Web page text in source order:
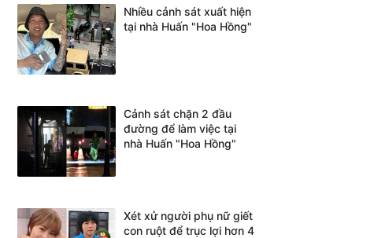
Nhiều cảnh sát xuất hiện
tại nhà Huấn "Hoa Hồng"
Cảnh sát chặn 2 đầu
đường để làm việc tại
nhà Huấn "Hoa Hồng"
Xét xử người phụ nữ giết
con ruột để trục lợi hơn 4